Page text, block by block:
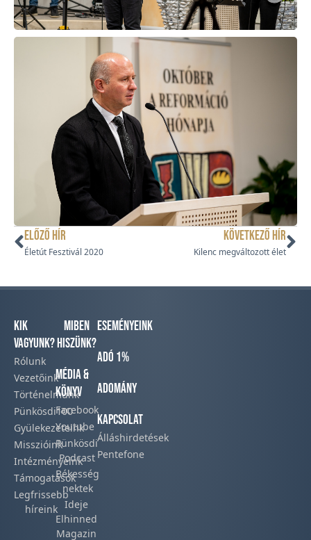
ELŐZŐ HÍR
Életút Fesztivál 2020
KÖVETKEZŐ HÍR
Kilenc megváltozott élet
Kik
vagyunk?
Rólunk
Vezetőink
Történelmünk​
Pünkösdi100
Gyülekezeteink​
Misszióink​
Intézményeink
Támogatások
Legfrissebb
híreink​
Miben
hiszünk?
Média &
Könyv
Facebook​
Youtube
Pünkösdi
Podcast​
Békesség
nektek
Ideje
Elhinned
Magazin
Eseményeink
Adó 1%
Adomány
Kapcsolat
Álláshirdetések
Pentefone